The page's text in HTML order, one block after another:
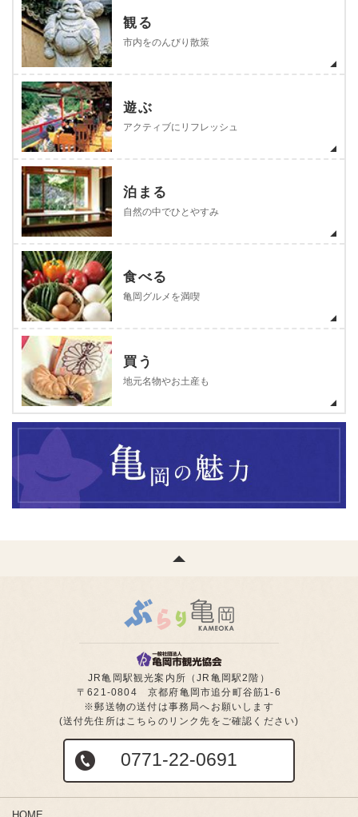
観る
市内をのんびり散策
遊ぶ
アクティブにリフレッシュ
泊まる
自然の中でひとやすみ
食べる
亀岡グルメを満喫
買う
地元名物やお土産も
JR亀岡駅観光案内所（JR亀岡駅2階）
〒621-0804 京都府亀岡市追分町谷筋1-6
※郵送物の送付は事務局へお願いします
(送付先住所はこちらのリンク先をご確認ください)
0771-22-0691